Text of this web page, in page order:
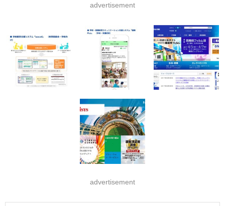
advertisement
advertisement